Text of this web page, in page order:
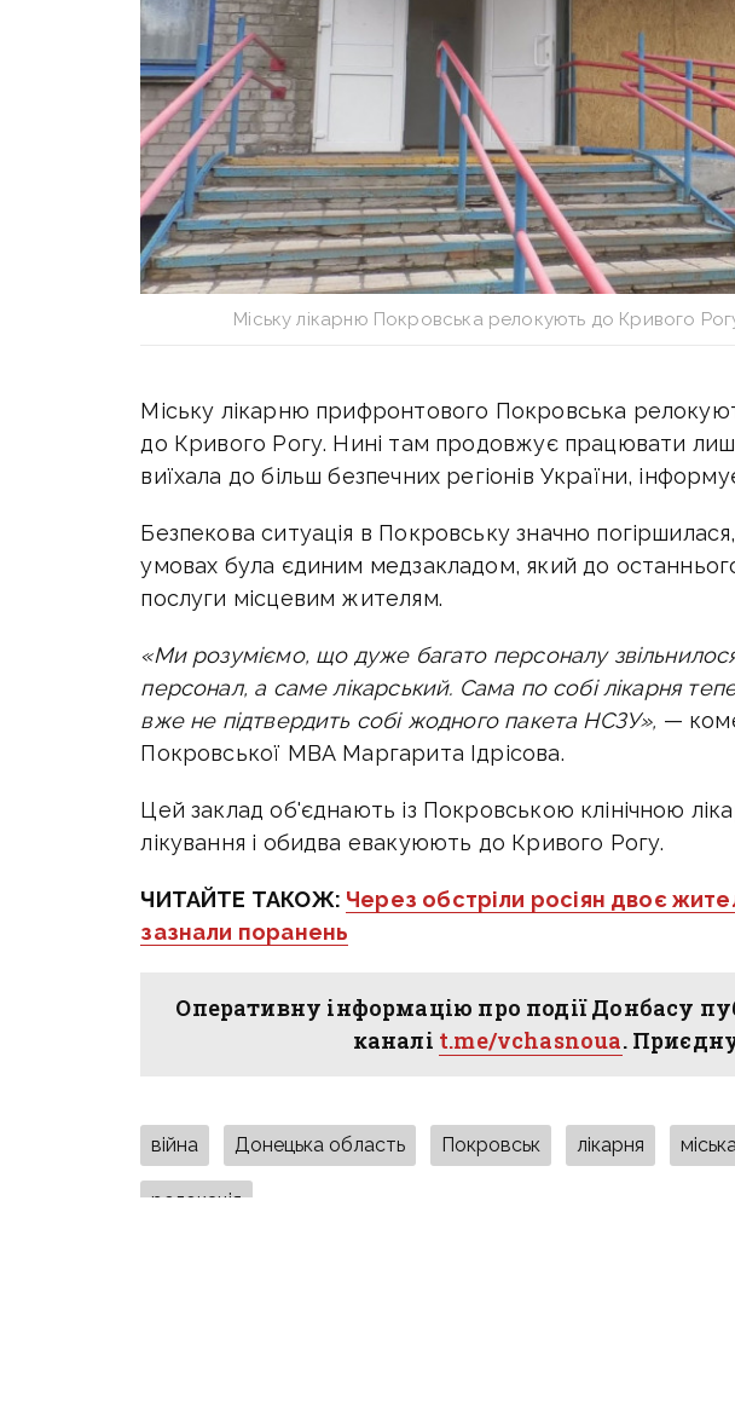
Міську лікарню Покровська релокують до Кривого
Міську лікарню прифронтового Покровська
до Кривого Рогу. Нині там продовжує працювати
виїхала до більш безпечних регіонів України,
Безпекова ситуація в Покровську значно
умовах була єдиним медзакладом, який до
послуги місцевим жителям.
«Ми розуміємо, що дуже багато персоналу
персонал, а саме лікарський. Сама по собі лікарня
вже не підтвердить собі жодного пакета НСЗУ», —
Покровської МВА Маргарита Ідрісова.
Цей заклад об'єднають із Покровською клінічною
лікування і обидва евакуюють до Кривого Рогу.
ЧИТАЙТЕ ТАКОЖ: Через обстріли росіян двоє
зазнали поранень
Оперативну інформацію про події Донбасу
каналі t.me/vchasnoua.
війна Донецька область Покровськ лікарня
релокація